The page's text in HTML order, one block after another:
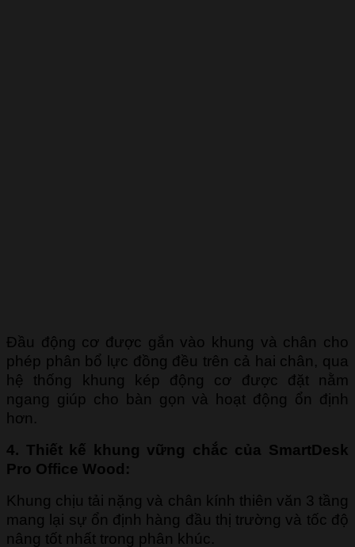
Đầu động cơ được gắn vào khung và chân cho
phép phân bổ lực đồng đều trên cả hai chân, qua
hệ thống khung kép động cơ được đặt nằm
ngang giúp cho bàn gọn và hoạt động ổn định
hơn.
4. Thiết kế khung vững chắc của SmartDesk
Pro Office Wood:
Khung chịu tải nặng và chân kính thiên văn 3 tầng
mang lại sự ổn định hàng đầu thị trường và tốc độ
nâng tốt nhất trong phân khúc.